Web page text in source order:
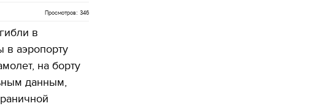
Просмотров: 346
в
в аэропорту
на борту
данным,